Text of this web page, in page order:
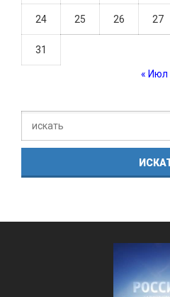
24 25 26 27
31
« Июл